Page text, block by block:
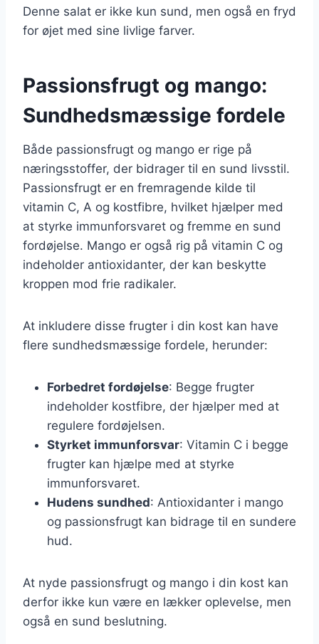
Denne salat er ikke kun sund, men også en fryd
for øjet med sine livlige farver.
Passionsfrugt og mango:
Sundhedsmæssige fordele
Både passionsfrugt og mango er rige på
næringsstoffer, der bidrager til en sund livsstil.
Passionsfrugt er en fremragende kilde til
vitamin C, A og kostfibre, hvilket hjælper med
at styrke immunforsvaret og fremme en sund
fordøjelse. Mango er også rig på vitamin C og
indeholder antioxidanter, der kan beskytte
kroppen mod frie radikaler.
At inkludere disse frugter i din kost kan have
flere sundhedsmæssige fordele, herunder:
Forbedret fordøjelse: Begge frugter
indeholder kostfibre, der hjælper med at
regulere fordøjelsen.
Styrket immunforsvar: Vitamin C i begge
frugter kan hjælpe med at styrke
immunforsvaret.
Hudens sundhed: Antioxidanter i mango
og passionsfrugt kan bidrage til en sundere
hud.
At nyde passionsfrugt og mango i din kost kan
derfor ikke kun være en lækker oplevelse, men
også en sund beslutning.